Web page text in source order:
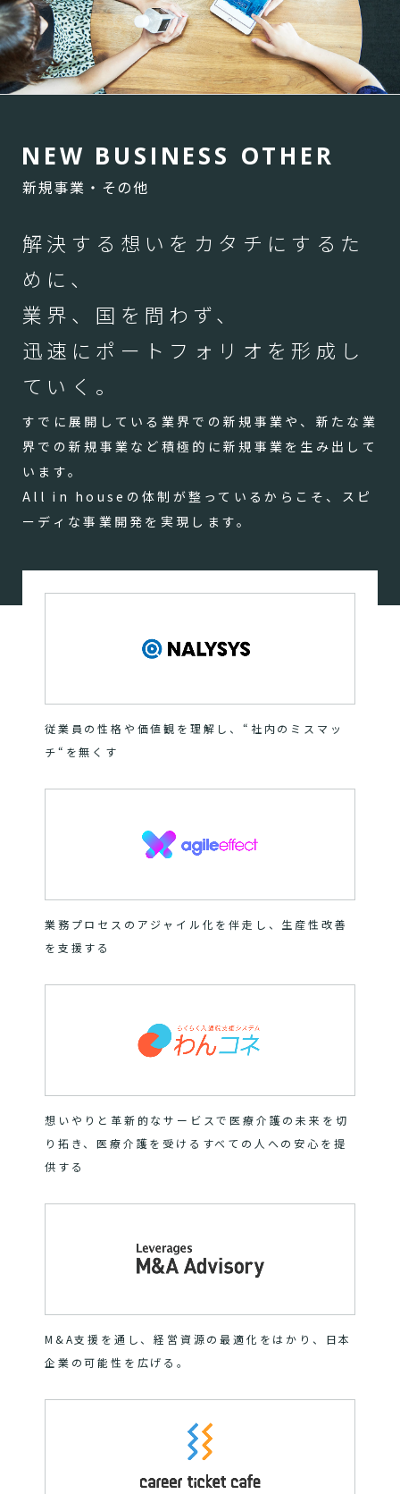
N EW BUSI NESS OTH ER
新規事業・その他
解決する想いをカタチにするた
めに、
業界、国を問わず、
迅速にポートフォリオを形成し
ていく。
すでに展開している業界での新規事業や、新たな業
界での新規事業など積極的に新規事業を生み出して
います。
All in houseの体制が整っているからこそ、スピ
ーディな事業開発を実現します。
従業員の性格や価値観を理解し、“社内のミスマッ
チ“を無くす
業務プロセスのアジャイル化を伴走し、生産性改善
を支援する
想いやりと革新的なサービスで医療介護の未来を切
り拓き、医療介護を受けるすべての人への安心を提
供する
M&A支援を通し、経営資源の最適化をはかり、日本
企業の可能性を広げる。